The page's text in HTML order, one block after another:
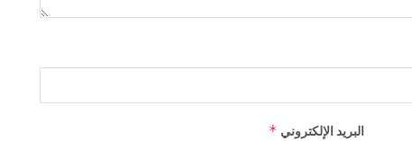
البريد الإلكتروني *